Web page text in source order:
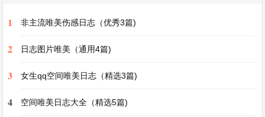
了。
瓜得瓜，那我要是把糖果种下去，是不是就能长出
1 非主流唯美伤感日志（优秀3篇)
2 日志图片唯美（通用4篇)
3 女生qq空间唯美日志（精选3篇)
4 空间唯美日志大全（精选5篇)